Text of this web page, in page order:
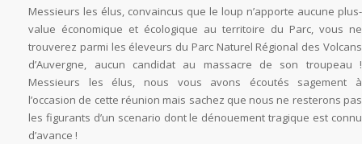
Messieurs les élus, convaincus que le loup n’apporte aucune plus-
value économique et écologique au territoire du Parc, vous ne
trouverez parmi les éleveurs du Parc Naturel Régional des Volcans
d’Auvergne, aucun candidat au massacre de son troupeau !
Messieurs les élus, nous vous avons écoutés sagement à
l’occasion de cette réunion mais sachez que nous ne resterons pas
les figurants d’un scenario dont le dénouement tragique est connu
d’avance !